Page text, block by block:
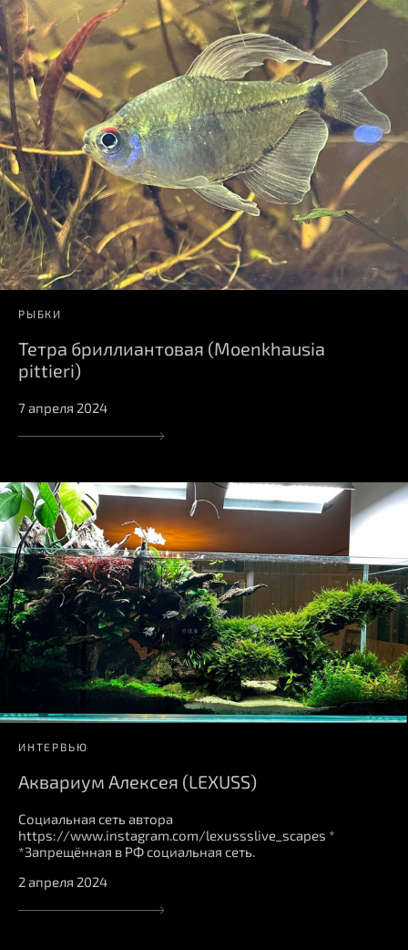
РЫБКИ
Тетра бриллиантовая (Moenkhausia
pittieri)
7 апреля 2024
ИНТЕРВЬЮ
Аквариум Алексея (LEXUSS)
Социальная сеть автора
https://www.instagram.com/lexussslive_scapes *
*Запрещённая в РФ социальная сеть.
2 апреля 2024